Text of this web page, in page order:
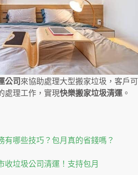
公司 來協助處理大型搬家垃圾，客戶可
處理工作，實現快樂搬家垃圾清運 。
有哪些技巧？包月真的省錢嗎？
收垃圾公司清運！支持包月